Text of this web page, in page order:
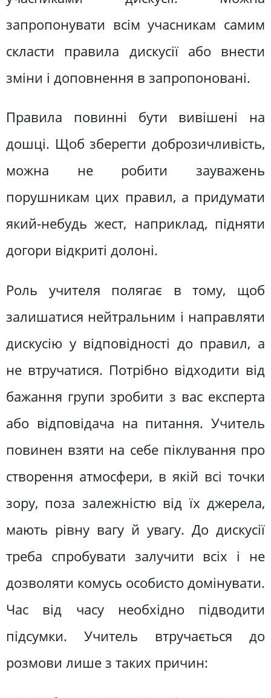
запропонувати всім учасникам самим
скласти правила дискусії або внести
зміни і доповнення в запропоновані.
Правила повинні бути вивішені на
дошці. Щоб зберегти доброзичливість,
можна не робити зауважень
порушникам цих правил, а придумати
який-небудь жест, наприклад, підняти
догори відкриті долоні.
Роль учителя полягає в тому, щоб
залишатися нейтральним і направляти
дискусію у відповідності до правил, а
не втручатися. Потрібно відходити від
бажання групи зробити з вас експерта
або відповідача на питання. Учитель
повинен взяти на себе піклування про
створення атмосфери, в якій всі точки
зору, поза залежністю від їх джерела,
мають рівну вагу й увагу. До дискусії
треба спробувати залучити всіх і не
дозволяти комусь особисто домінувати.
Час від часу необхідно підводити
підсумки. Учитель втручається до
розмови лише з таких причин: